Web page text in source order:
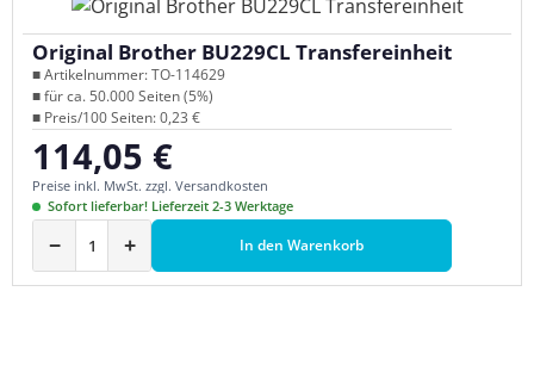
Original Brother BU229CL Transfereinheit
■ Artikelnummer: TO-114629
■ für ca. 50.000 Seiten (5%)
■ Preis/100 Seiten: 0,23 €
Regulärer Preis:
114,05 €
Preise inkl. MwSt. zzgl. Versandkosten
Sofort lieferbar! Lieferzeit 2-3 Werktage
− + In den Warenkorb